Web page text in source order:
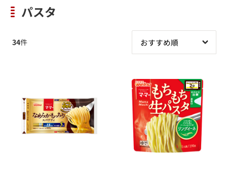
パスタ
34件